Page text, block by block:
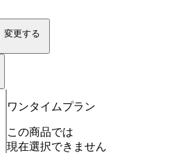
変更する
ワンタイムプラン
この商品では
現在選択できません